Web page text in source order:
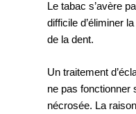
Le tabac s’avère
difficile d’éliminer
de la dent.
Un traitement
ne pas fonctionner
nécrosée. La